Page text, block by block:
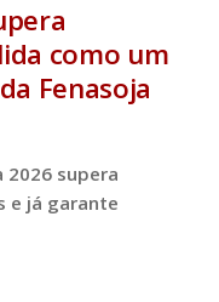
como um
Fenasoja
2026 supera
e já garante